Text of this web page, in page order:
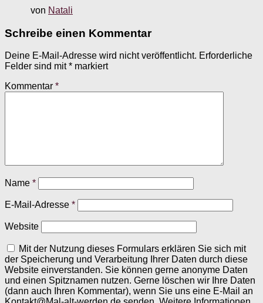
von Natali
Schreibe einen Kommentar
Deine E-Mail-Adresse wird nicht veröffentlicht. Erforderliche
Felder sind mit* markiert
Kommentar *
Name *
E-Mail-Adresse *
Website
Mit der Nutzung dieses Formulars erklären Sie sich mit
der Speicherung und Verarbeitung Ihrer Daten durch diese
Website einverstanden. Sie können gerne anonyme Daten
und einen Spitznamen nutzen. Gerne löschen wir Ihre Daten
(dann auch Ihren Kommentar), wenn Sie uns eine E-Mail an